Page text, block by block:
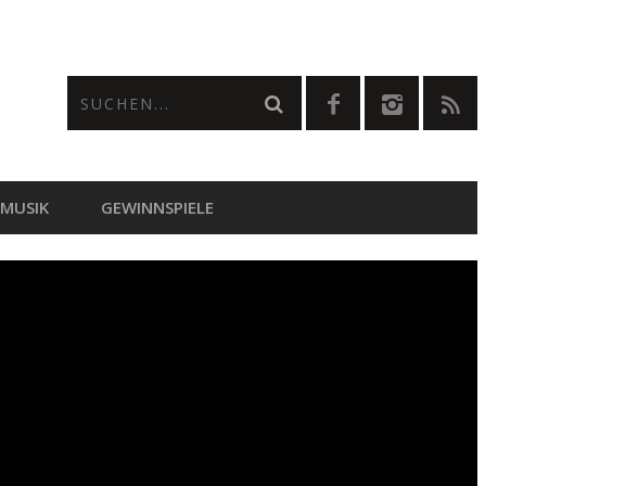
MUSIK GEWINNSPIELE